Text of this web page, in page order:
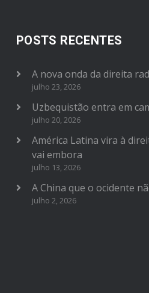
POSTS RECENTES
A nova onda da direita
julho 23, 2026
Uzbequistão entra em
julho 20, 2026
América Latina vira à
vai embora
julho 13, 2026
A China que o ocidente
julho 2, 2026